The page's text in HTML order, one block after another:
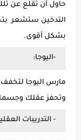
حاول أن تقلع عن
التدخين ستشعر
بشكل أقوى.
-اليوجا:
مارس اليوجا لتخفف
وتحفز عقلك
- التدريبات